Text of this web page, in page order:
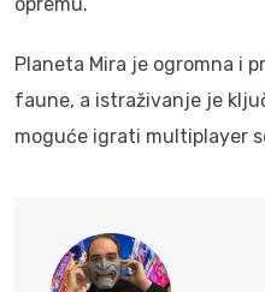
Planeta Mira je ogromna i
faune, a istraživanje je
moguće igrati multiplayer